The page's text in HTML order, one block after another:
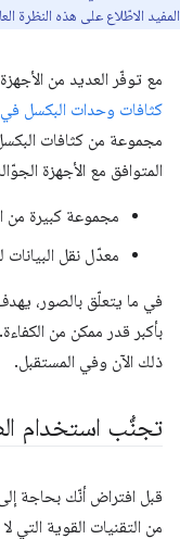
المفيد الاطّلاع على هذه النظرة
مع توفّر العديد من
كثافات وحدات البكسل
مجموعة من كثافات
المتوافق مع الأجهزة
مجموعة كبيرة من
معدّل نقل
في ما يتعلّق بالصور،
بأكبر قدر ممكن من
ذلك الآن وفي المستقبل.
تجنُّب استخدام
قبل افتراض أنّك بحاجة
من التقنيات القوية التي